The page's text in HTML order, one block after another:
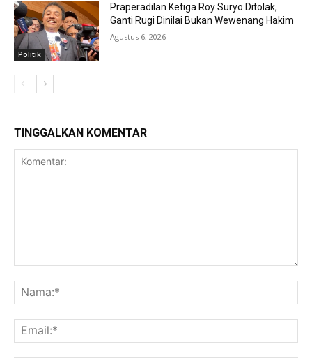
Politik
Praperadilan Ketiga Roy Suryo Ditolak,
Ganti Rugi Dinilai Bukan Wewenang Hakim
Agustus 6, 2026
TINGGALKAN KOMENTAR